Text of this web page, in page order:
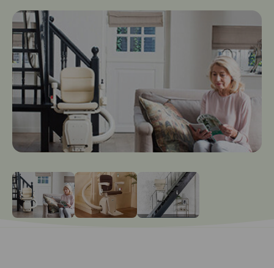
Ga naar slide: 0Ga naar slide: 1 Ga naar slide: 2